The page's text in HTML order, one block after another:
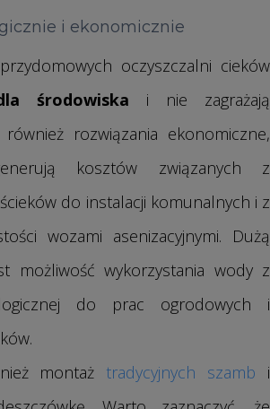
i ekonomicznie
oczyszczalni cieków
środowiska i nie zagrażają
rozwiązania ekonomiczne,
kosztów związanych z
do instalacji komunalnych i z
wozami asenizacyjnymi. Dużą
możliwość wykorzystania wody z
do prac ogrodowych i
montaż tradycyjnych szamb i